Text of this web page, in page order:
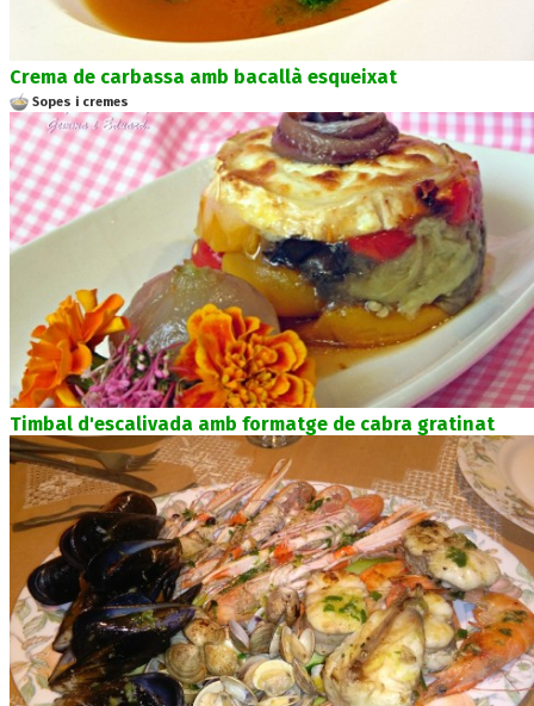
Crema de carbassa amb bacallà esqueixat
Sopes i cremes
Timbal d'escalivada amb formatge de cabra gratinat